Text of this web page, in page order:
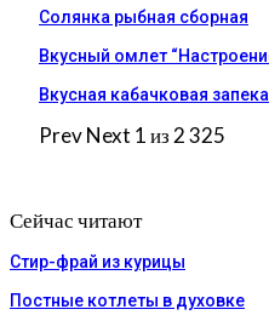
Солянка рыбная сборная
Вкусный омлет
Вкусная кабачковая
PrevNext 1 из 2 325
Сейчас читают
Стир-фрай из курицы
Постные котлеты в духовке